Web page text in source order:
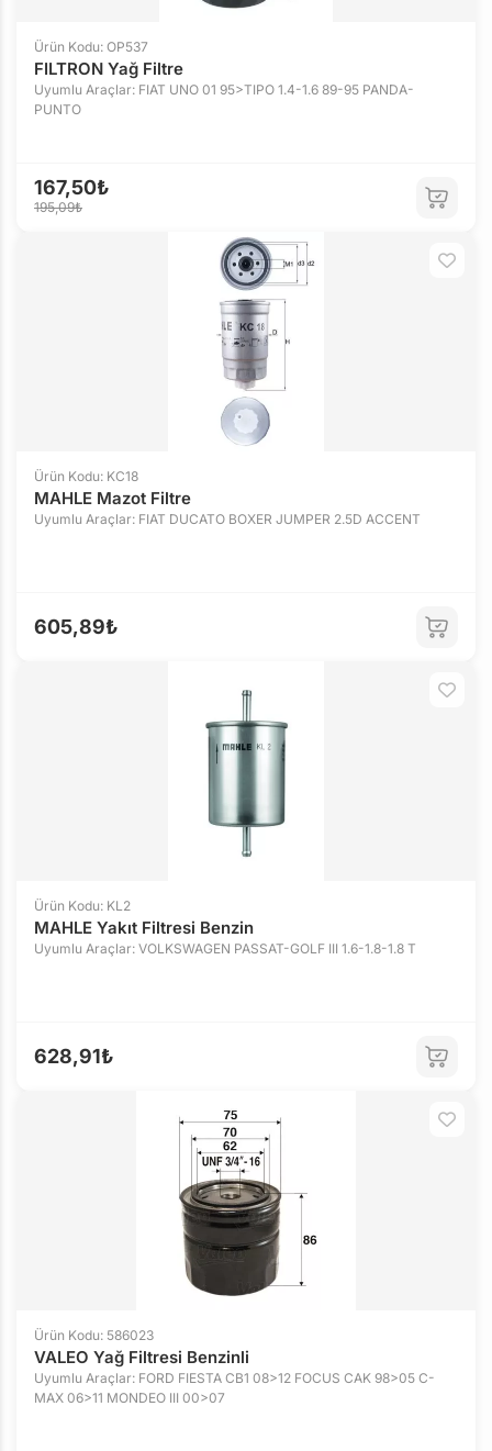
Ürün Kodu: OP537
FILTRON Yağ Filtre
Uyumlu Araçlar: FIAT UNO 01 95>TIPO 1.4-1.6 89-95 PANDA-
PUNTO
167,50₺
195,09₺
Ürün Kodu: KC18
MAHLE Mazot Filtre
Uyumlu Araçlar: FIAT DUCATO BOXER JUMPER 2.5D ACCENT
605,89₺
Ürün Kodu: KL2
MAHLE Yakıt Filtresi Benzin
Uyumlu Araçlar: VOLKSWAGEN PASSAT-GOLF III 1.6-1.8-1.8 T
628,91₺
Ürün Kodu: 586023
VALEO Yağ Filtresi Benzinli
Uyumlu Araçlar: FORD FIESTA CB1 08>12 FOCUS CAK 98>05 C-
MAX 06>11 MONDEO III 00>07